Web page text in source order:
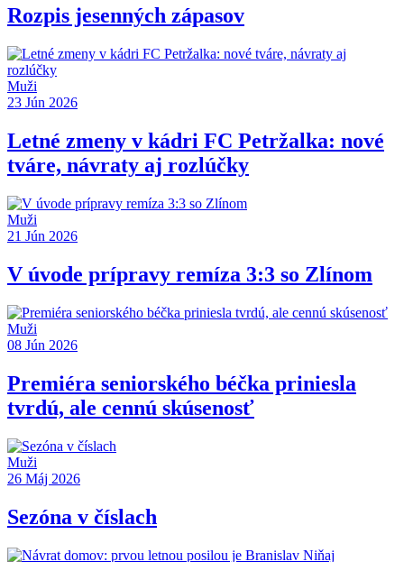
Rozpis jesenných zápasov
Muži
23 Jún 2026
Letné zmeny v kádri FC Petržalka: nové
tváre, návraty aj rozlúčky
Muži
21 Jún 2026
V úvode prípravy remíza 3:3 so Zlínom
Muži
08 Jún 2026
Premiéra seniorského béčka priniesla
tvrdú, ale cennú skúsenosť
Muži
26 Máj 2026
Sezóna v číslach